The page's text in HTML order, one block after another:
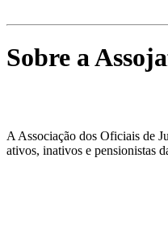
Sobre a
A Associação dos Oficiais de
ativos, inativos e pensionistas